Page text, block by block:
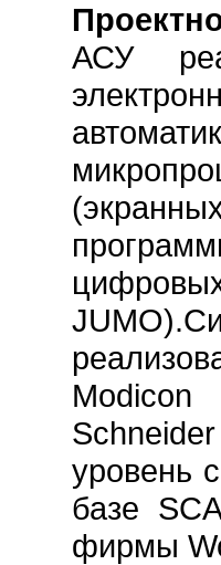
АСУ
уровень
базе
фирмы